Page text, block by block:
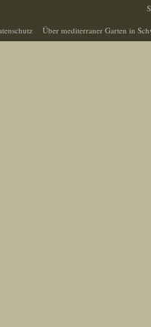
Über mediterraner Garten in